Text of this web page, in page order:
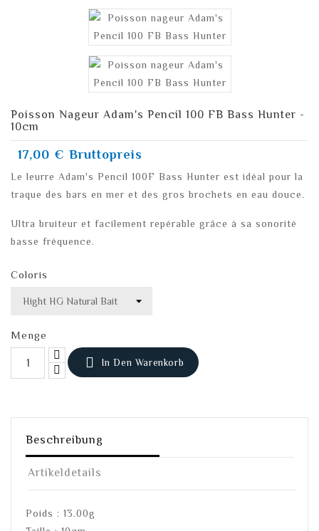
Poisson Nageur Adam's Pencil 100 FB Bass Hunter -
10cm
17,00 € Bruttopreis
Le leurre Adam's Pencil 100F Bass Hunter est idéal pour la
traque des bars en mer et des gros brochets en eau douce.
Ultra bruiteur et facilement repérable grâce à sa sonorité
basse fréquence.
Coloris
Menge
 In Den Warenkorb
Beschreibung
Artikeldetails
Poids : 13.00g